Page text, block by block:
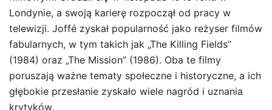
Londynie, a swoją karierę rozpoczął od pracy w
telewizji. Joffé zyskał popularność jako reżyser filmów
fabularnych, w tym takich jak „The Killing Fields”
(1984) oraz „The Mission” (1986). Oba te filmy
poruszają ważne tematy społeczne i historyczne, a ich
głębokie przesłanie zyskało wiele nagród i uznania
krytyków.